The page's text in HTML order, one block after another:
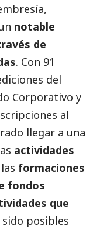
notable
de
. Con 91
del
Corporativo y
al
llegar a una
actividades
formaciones
fondos
que
sido posibles